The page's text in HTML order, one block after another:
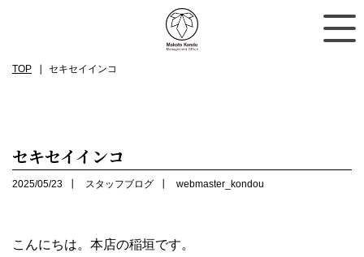
TOP セキセイインコ
セキセイインコ
2025/05/23 スタッフブログ webmaster_kondou
こんにちは。本店の稲垣です。